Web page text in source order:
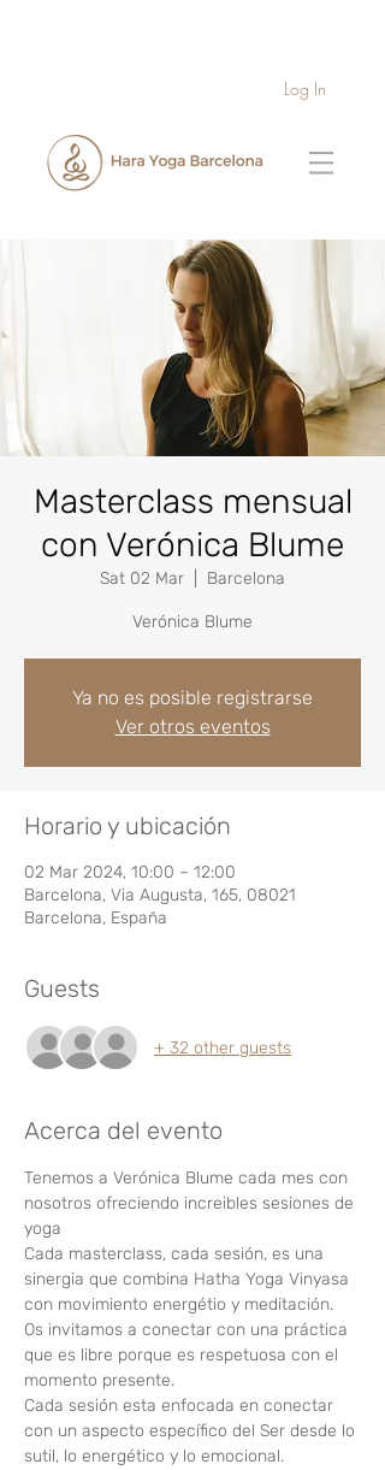
Log In
Masterclass mensual
con Verónica Blume
Sat 02 Mar Barcelona
Verónica Blume
Ya no es posible registrarse
Ver otros eventos
Horario y ubicación
02 Mar 2024, 10:00 – 12:00
Barcelona, Via Augusta, 165, 08021
Barcelona, España
Guests
+ 32 other guests
Acerca del evento
Tenemos a Verónica Blume cada mes con
nosotros ofreciendo increibles sesiones de
yoga
Cada masterclass, cada sesión, es una
sinergia que combina Hatha Yoga Vinyasa
con movimiento energétio y meditación.
Os invitamos a conectar con una práctica
que es libre porque es respetuosa con el
momento presente.
Cada sesión esta enfocada en conectar
con un aspecto específico del Ser desde lo
sutil, lo energético y lo emocional.